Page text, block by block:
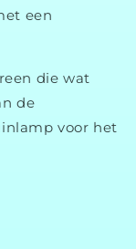
een
diewat
de
voor het